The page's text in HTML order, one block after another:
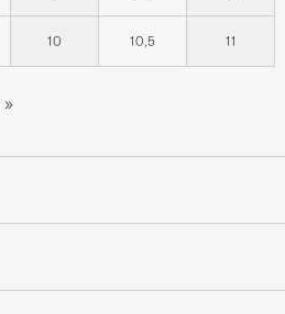
10 10,5 11
»